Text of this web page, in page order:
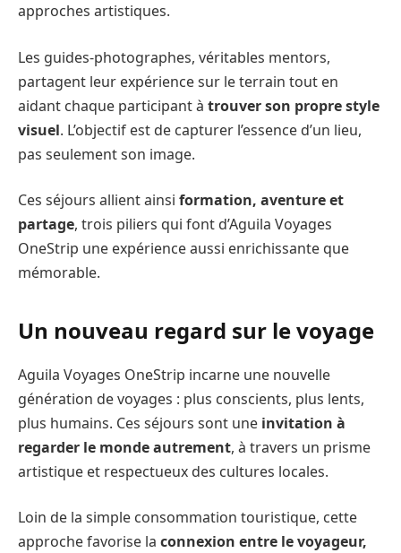
approches artistiques.
Les guides-photographes, véritables mentors,
partagent leur expérience sur le terrain tout en
aidant chaque participant à trouver son propre style
visuel. L’objectif est de capturer l’essence d’un lieu,
pas seulement son image.
Ces séjours allient ainsi formation, aventure et
partage, trois piliers qui font d’Aguila Voyages
OneStrip une expérience aussi enrichissante que
mémorable.
Un nouveau regard sur le voyage
Aguila Voyages OneStrip incarne une nouvelle
génération de voyages : plus conscients, plus lents,
plus humains. Ces séjours sont une invitation à
regarder le monde autrement, à travers un prisme
artistique et respectueux des cultures locales.
Loin de la simple consommation touristique, cette
approche favorise la connexion entre le voyageur,